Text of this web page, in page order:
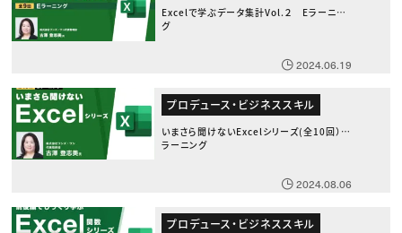
Excelで学ぶデータ集計Vol.２ Eラーニン
グ
2024.06.19
プロデュース・ビジネススキル
いまさら聞けないExcelシリーズ(全10回） E
ラーニング
2024.08.06
プロデュース・ビジネススキル